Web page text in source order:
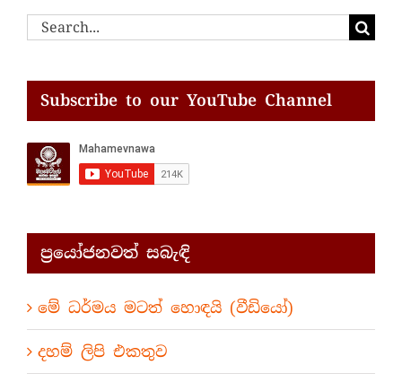
Search
Subscribe to our YouTube Channel
ප්‍රයෝජනවත් සබැඳි
මේ ධර්මය මටත් හොඳයි (වීඩියෝ)
දහම් ලිපි එකතුව